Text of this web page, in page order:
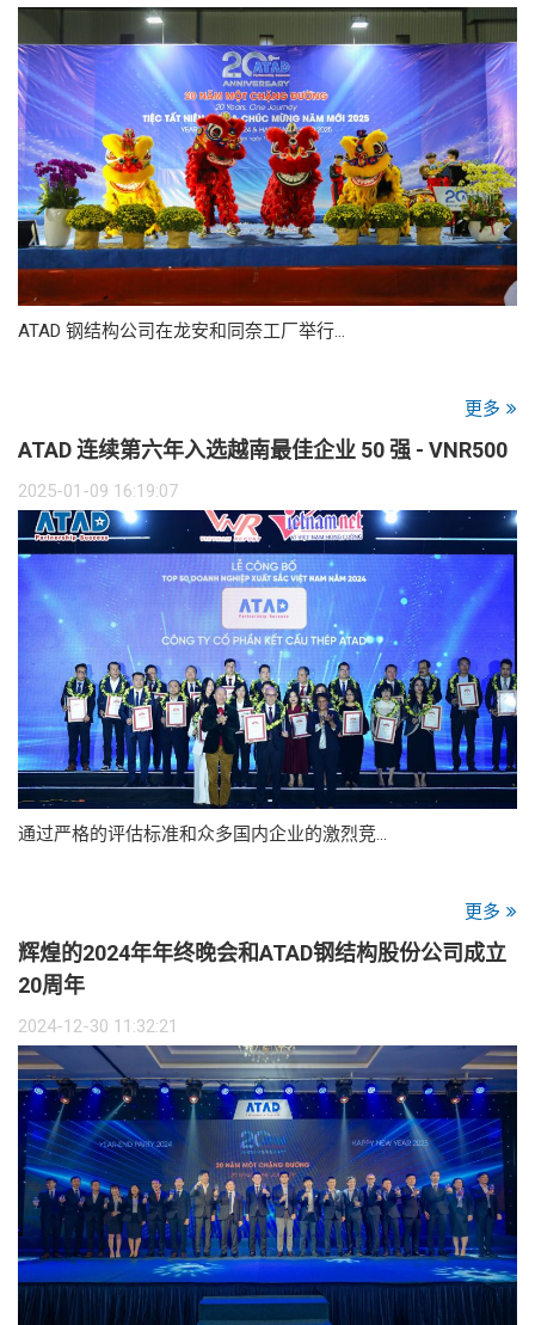
ATAD 钢结构公司在龙安和同奈工厂举行…
更多
ATAD 连续第六年入选越南最佳企业 50 强 - VNR500
2025-01-09 16:19:07
通过严格的评估标准和众多国内企业的激烈竞…
更多
辉煌的2024年年终晚会和ATAD钢结构股份公司成立
20周年
2024-12-30 11:32:21